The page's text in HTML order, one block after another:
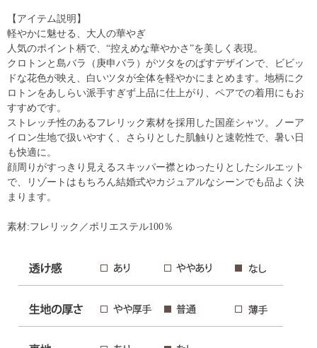
【アイテム説明】
軽やかに魅せる、大人の華やぎ
人気のポイント柄で、“控えめな華やかさ”を美しく表現。
クロトンと島バラ（庚申バラ）がツタをのばすデザインで、ビビッ
ドな花色が映え、白いツタが全体を軽やかにまとめます。地柄にク
ロトンをあしらい派手すぎず上品に仕上がり、ペアでの着用にもお
すすめです。
ストレッチ性のあるフレリック素材を採用した国産シャツ。ノーア
イロン生地で扱いやすく、さらりとした肌触りと速乾性で、暑い日
も快適に。
顔周りがすっきり見えるスキッパー襟とゆったりとしたシルエット
で、リゾートはもちろん結婚式やカジュアルなシーンでも品よく決
まります。
素材:フレリック／ポリエステル100％